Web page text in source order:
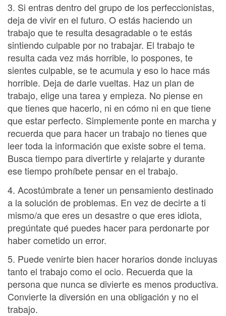
3. Si entras dentro del grupo de los perfeccionistas,
deja de vivir en el futuro. O estás haciendo un
trabajo que te resulta desagradable o te estás
sintiendo culpable por no trabajar. El trabajo te
resulta cada vez más horrible, lo pospones, te
sientes culpable, se te acumula y eso lo hace más
horrible. Deja de darle vueltas. Haz un plan de
trabajo, elige una tarea y empieza. No piense en
que tienes que hacerlo, ni en cómo ni en que tiene
que estar perfecto. Simplemente ponte en marcha y
recuerda que para hacer un trabajo no tienes que
leer toda la información que existe sobre el tema.
Busca tiempo para divertirte y relajarte y durante
ese tiempo prohíbete pensar en el trabajo.
4. Acostúmbrate a tener un pensamiento destinado
a la solución de problemas. En vez de decirte a ti
mismo/a que eres un desastre o que eres idiota,
pregúntate qué puedes hacer para perdonarte por
haber cometido un error.
5. Puede venirte bien hacer horarios donde incluyas
tanto el trabajo como el ocio. Recuerda que la
persona que nunca se divierte es menos productiva.
Convierte la diversión en una obligación y no el
trabajo.